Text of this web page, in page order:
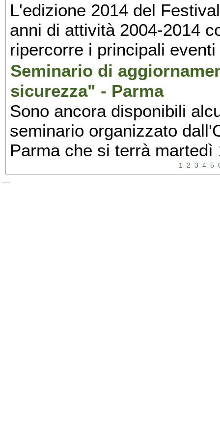
L'edizione 2014 del
anni di attività 2004-2014
ripercorre i principali
Seminario di
sicurezza" - Parma
Sono ancora disponibili
seminario organizzato
Parma che si terrà martedì
1 2 3 4 5